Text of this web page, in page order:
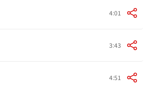
4:01
3:43
4:51